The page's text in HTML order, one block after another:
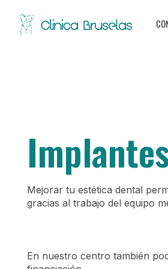
Mejorar tu estética dental
gracias al trabajo del equipo
En nuestro centro también